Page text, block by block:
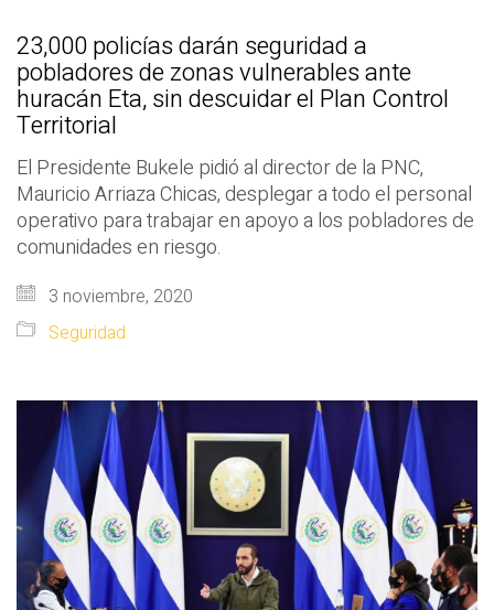
23,000 policías darán seguridad a
pobladores de zonas vulnerables ante
huracán Eta, sin descuidar el Plan Control
Territorial
El Presidente Bukele pidió al director de la PNC,
Mauricio Arriaza Chicas, desplegar a todo el personal
operativo para trabajar en apoyo a los pobladores de
comunidades en riesgo.
3 noviembre, 2020
Seguridad